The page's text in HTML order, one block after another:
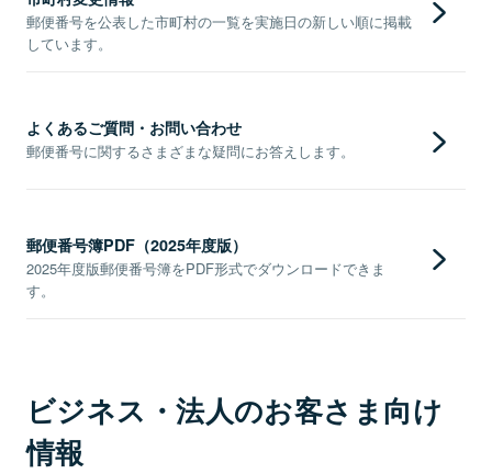
郵便番号を公表した市町村の一覧を実施日の新しい順に掲載
しています。
よくあるご質問・お問い合わせ
郵便番号に関するさまざまな疑問にお答えします。
郵便番号簿PDF（2025年度版）
2025年度版郵便番号簿をPDF形式でダウンロードできま
す。
ビジネス・法人のお客さま向け
情報